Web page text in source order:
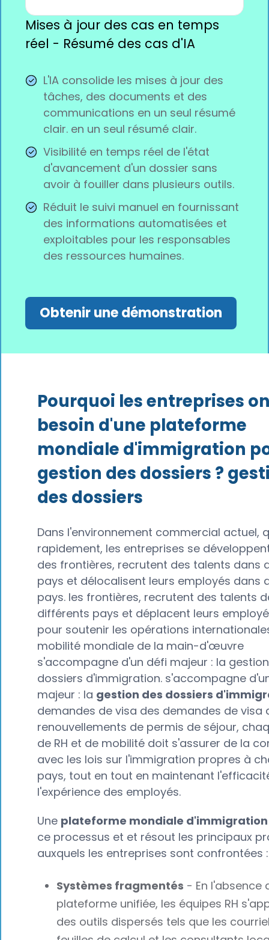
Mises à jour des cas en temps
réel - Résumé des cas d'IA
L'IA consolide les mises à jour des
tâches, des documents et des
communications en un seul résumé
clair. en un seul résumé clair.
Visibilité en temps réel de l'état
d'avancement d'un dossier sans
avoir à fouiller dans plusieurs outils.
Réduit le suivi manuel en fournissant
des informations automatisées et
exploitables pour les responsables
des ressources humaines.
Obtenir une démonstration
Pourquoi les entreprises
besoin d'une plateforme
mondiale d'immigration
gestion des dossiers ?
des dossiers
Dans l'environnement commercial actuel,
rapidement, les entreprises se
des frontières, recrutent des talents dans
pays et délocalisent leurs employés dans
pays. les frontières, recrutent des talents
différents pays et déplacent leurs
pour soutenir les opérations
mobilité mondiale de la main-d'œuvre
s'accompagne d'un défi majeur : la
dossiers d'immigration. s'accompagne
majeur : la gestion des dossiers
demandes de visa des demandes de visa
renouvellements de permis de séjour,
de RH et de mobilité doit s'assurer de la
avec les lois sur l'immigration propres à
pays, tout en tout en maintenant
l'expérience des employés.
Une plateforme mondiale d'immigration
ce processus et et résout les principaux
auxquels les entreprises sont confrontées :
Systèmes fragmentés - En l'absence
plateforme unifiée, les équipes RH
des outils dispersés tels que les